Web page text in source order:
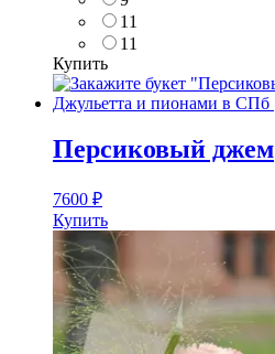
11
11
Купить
Персиковый джем
7600 ₽
Купить